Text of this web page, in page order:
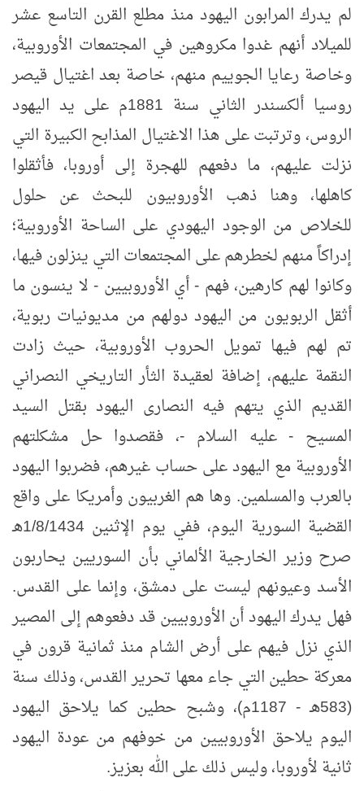
لم يدرك المرابون اليهود منذ مطلع القرن التاسع عشر
للميلاد أنهم غدوا مكروهين في المجتمعات الأوروبية،
وخاصة رعايا الجوييم منهم، خاصة بعد اغتيال قيصر
روسيا ألكسندر الثاني سنة 1881م على يد اليهود
الروس، وترتبت على هذا الاغتيال المذابح الكبيرة التي
نزلت عليهم، ما دفعهم للهجرة إلى أوروبا، فأثقلوا
كاهلها، وهنا ذهب الأوروبيون للبحث عن حلول
للخلاص من الوجود اليهودي على الساحة الأوروبية؛
إدراكاً منهم لخطرهم على المجتمعات التي ينزلون فيها،
وكانوا لهم كارهين، فهم - أي الأوروبيين - لا ينسون ما
أثقل الربويون من اليهود دولهم من مديونيات ربوية،
تم لهم فيها تمويل الحروب الأوروبية، حيث زادت
النقمة عليهم، إضافة لعقيدة الثأر التاريخي النصراني
القديم الذي يتهم فيه النصارى اليهود بقتل السيد
المسيح - عليه السلام -، فقصدوا حل مشكلتهم
الأوروبية مع اليهود على حساب غيرهم، فضربوا اليهود
بالعرب والمسلمين. وها هم الغربيون وأمريكا على واقع
القضية السورية اليوم، ففي يوم الإثنين 1/8/1434هـ
صرح وزير الخارجية الألماني بأن السوريين يحاربون
الأسد وعيونهم ليست على دمشق، وإنما على القدس.
فهل يدرك اليهود أن الأوروبيين قد دفعوهم إلى المصير
الذي نزل فيهم على أرض الشام منذ ثمانية قرون في
معركة حطين التي جاء معها تحرير القدس، وذلك سنة
(583هـ - 1187م)، وشبح حطين كما يلاحق اليهود
اليوم يلاحق الأوروبيين من خوفهم من عودة اليهود
ثانية لأوروبا، وليس ذلك على الله بعزيز.